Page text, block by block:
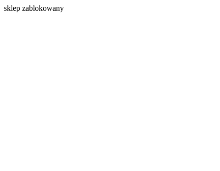
sklep zablokowany